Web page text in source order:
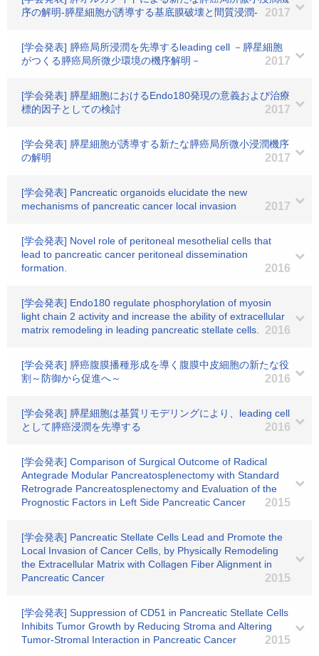
序の解明‐膵星細胞が誘導する基底膜破壊と間質浸潤‐
2017
[学会発表] 膵癌局所浸潤を先導するleading cell －膵星細胞
がつくる膵癌局所微少環境の機序解明－
2017
[学会発表] 膵星細胞におけるEndo180発現の意義および治療
標的因子としての検討
2017
[学会発表] 膵星細胞が誘導する新たな膵癌局所微小浸潤機序
の解明
2017
[学会発表] Pancreatic organoids elucidate the new
mechanisms of pancreatic cancer local invasion
2017
[学会発表] Novel role of peritoneal mesothelial cells that
lead to pancreatic cancer peritoneal dissemination
formation.
2016
[学会発表] Endo180 regulate phosphorylation of myosin
light chain 2 activity and increase the ability of extracellular
matrix remodeling in leading pancreatic stellate cells.
2016
[学会発表] 膵癌腹膜播種形成を導く腹膜中皮細胞の新たな役
割～防御から促進へ～
2016
[学会発表] 膵星細胞は基質リモデリングにより、leading cell
として膵癌浸潤を先導する
2016
[学会発表] Comparison of Surgical Outcome of Radical
Antegrade Modular Pancreatosplenectomy with Standard
Retrograde Pancreatosplenectomy and Evaluation of the
Prognostic Factors in Left Side Pancreatic Cancer
2015
[学会発表] Pancreatic Stellate Cells Lead and Promote the
Local Invasion of Cancer Cells, by Physically Remodeling
the Extracellular Matrix with Collagen Fiber Alignment in
Pancreatic Cancer
2015
[学会発表] Suppression of CD51 in Pancreatic Stellate Cells
Inhibits Tumor Growth by Reducing Stroma and Altering
Tumor-Stromal Interaction in Pancreatic Cancer
2015